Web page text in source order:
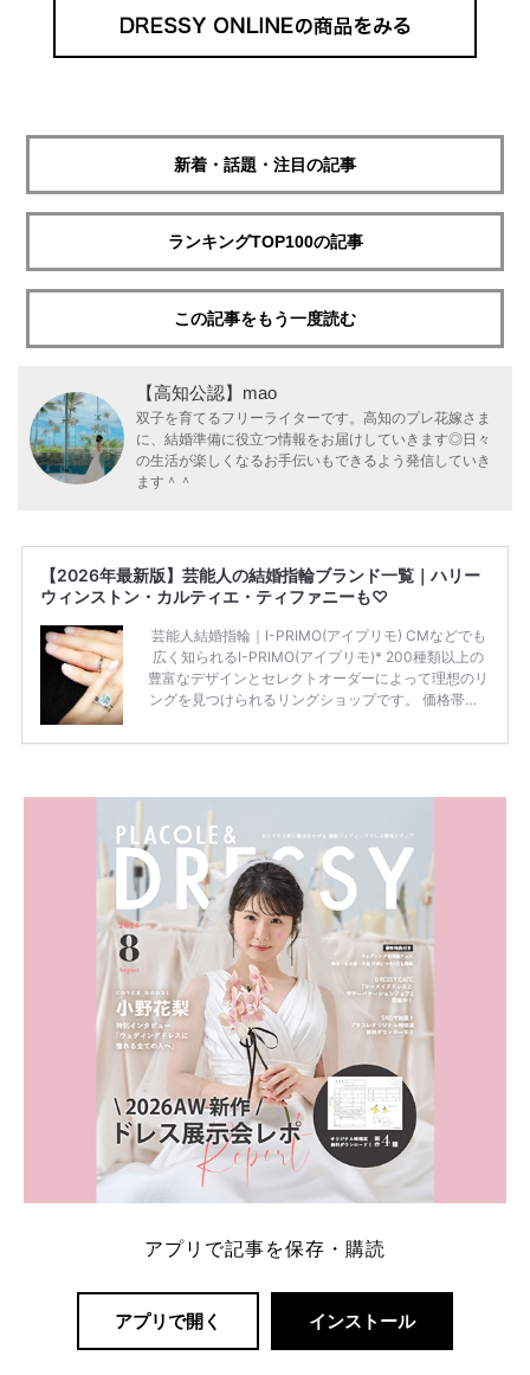
新着・話題・注目の記事
ランキングTOP100の記事
この記事をもう一度読む
【高知公認】mao
双子を育てるフリーライターです。高知のプレ花嫁さま
に、結婚準備に役立つ情報をお届けしていきます◎日々
の生活が楽しくなるお手伝いもできるよう発信していき
ます＾＾
【2026年最新版】芸能人の結婚指輪ブランド一覧｜ハリー
ウィンストン・カルティエ・ティファニーも♡
芸能人結婚指輪｜I-PRIMO(アイプリモ) CMなどでも
広く知られるI-PRIMO(アイプリモ)* 200種類以上の
豊富なデザインとセレクトオーダーによって理想のリ
ングを見つけられるリングショップです。 価格帯は2
入が可能♩ コスパ的にも20代の若い夫婦に人気のよ
皆さま、ぜひ📺ご覧ください🙏🏻https://t.co/CqTMZ
Ns4lf… @ntv_penguin pic […]続きを読む
アプリで記事を保存・購読
アプリで開く インストール